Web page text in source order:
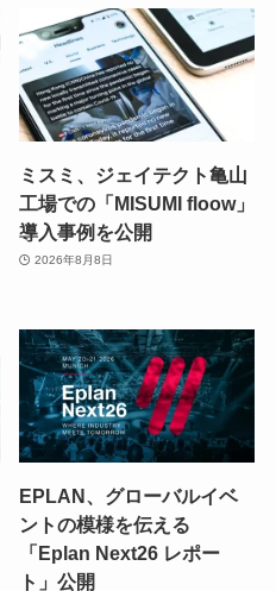
ミスミ、ジェイテクト亀山
工場での「MISUMI floow」
導入事例を公開
2026年8月8日
EPLAN、グローバルイベ
ントの模様を伝える
「Eplan Next26 レポー
ト」公開